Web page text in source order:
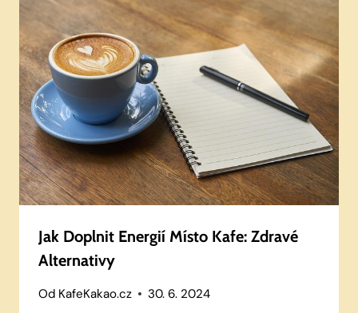
Jak Doplnit Energií Místo Kafe: Zdravé
Alternativy
Od KafeKakao.cz 30. 6. 2024